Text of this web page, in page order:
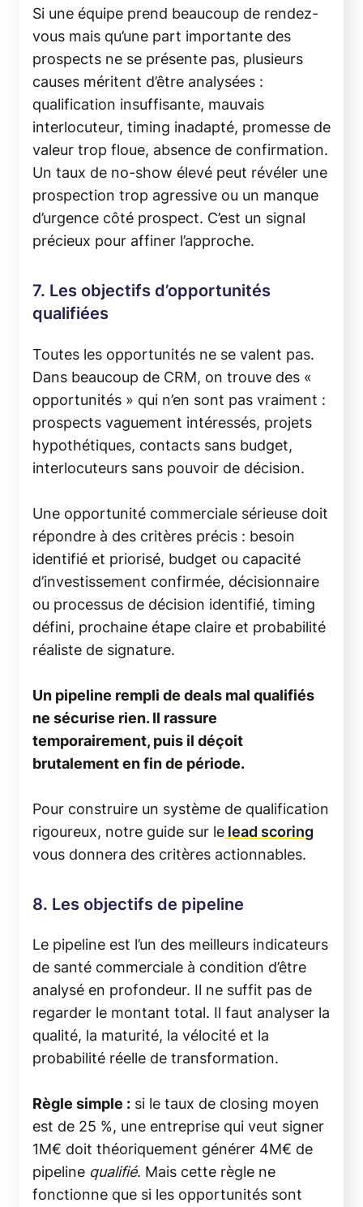
Si une équipe prend beaucoup de rendez-
vous mais qu’une part importante des
prospects ne se présente pas, plusieurs
causes méritent d’être analysées :
qualification insuffisante, mauvais
interlocuteur, timing inadapté, promesse de
valeur trop floue, absence de confirmation.
Un taux de no-show élevé peut révéler une
prospection trop agressive ou un manque
d’urgence côté prospect. C’est un signal
précieux pour affiner l’approche.
7. Les objectifs d’opportunités
qualifiées
Toutes les opportunités ne se valent pas.
Dans beaucoup de CRM, on trouve des «
opportunités » qui n’en sont pas vraiment :
prospects vaguement intéressés, projets
hypothétiques, contacts sans budget,
interlocuteurs sans pouvoir de décision.
Une opportunité commerciale sérieuse doit
répondre à des critères précis : besoin
identifié et priorisé, budget ou capacité
d’investissement confirmée, décisionnaire
ou processus de décision identifié, timing
défini, prochaine étape claire et probabilité
réaliste de signature.
Un pipeline rempli de deals mal qualifiés
ne sécurise rien. Il rassure
temporairement, puis il déçoit
brutalement en fin de période.
Pour construire un système de qualification
rigoureux, notre guide sur le lead scoring
vous donnera des critères actionnables.
8. Les objectifs de pipeline
Le pipeline est l’un des meilleurs indicateurs
de santé commerciale à condition d’être
analysé en profondeur. Il ne suffit pas de
regarder le montant total. Il faut analyser la
qualité, la maturité, la vélocité et la
probabilité réelle de transformation.
Règle simple : si le taux de closing moyen
est de 25 %, une entreprise qui veut signer
1M€ doit théoriquement générer 4M€ de
pipeline qualifié. Mais cette règle ne
fonctionne que si les opportunités sont